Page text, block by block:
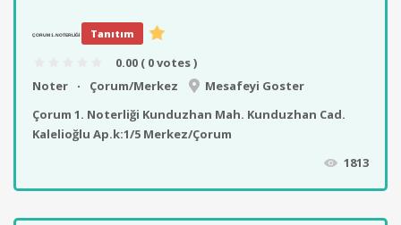
ÇORUM 1. NOTERLIĞI Tanıtım
0.00 ( 0 votes )
Noter
Çorum/Merkez
Mesafeyi Goster
Çorum 1. Noterliği Kunduzhan Mah. Kunduzhan Cad.
Kalelioğlu Ap.k:1/5 Merkez/Çorum
1813